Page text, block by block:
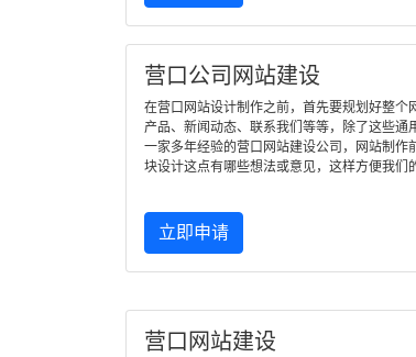
营口公司网站建设
在营口网站设计制作之前，首先要规划好整个
产品、新闻动态、联系我们等等，除了这些
一家多年经验的营口网站建设公司，网站制
块设计这点有哪些想法或意见，这样方便我们
立即申请
营口网站建设